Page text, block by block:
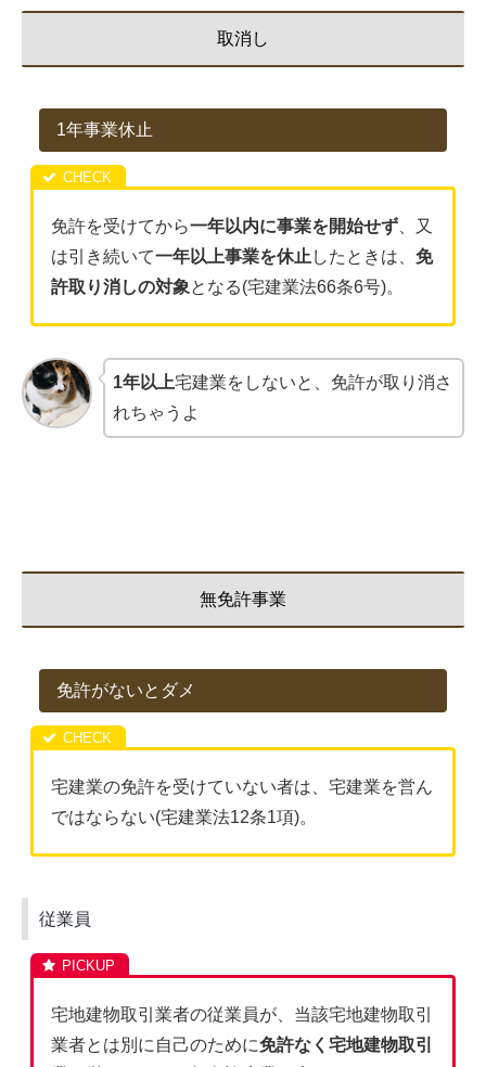
取消し
1年事業休止
免許を受けてから一年以内に事業を開始せず 、又
は引き続いて一年以上事業を休止 したときは、免
許取り消しの対象となる(宅建業法66条6号)。
1年以上宅建業をしないと、免許が取り消さ
れちゃうよ
無免許事業
免許がないとダメ
宅建業の免許を受けていない者は、宅建業を営ん
ではならない(宅建業法12条1項)。
従業員
宅地建物取引業者の従業員が、当該宅地建物取引
業者とは別に自己のために免許なく宅地建物取引